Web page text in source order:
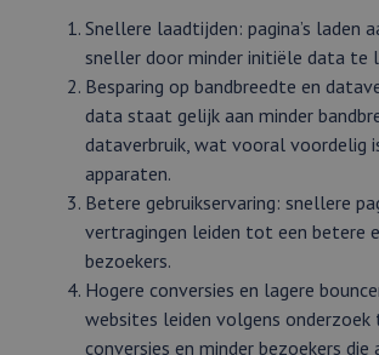
Snellere laadtijden: pagina’s laden
sneller door minder initiële data te
Besparing op bandbreedte en
data staat gelijk aan minder
dataverbruik, wat vooral voordelig
apparaten.
Betere gebruikservaring: snellere
vertragingen leiden tot een betere
bezoekers.
Hogere conversies en lagere
websites leiden volgens
conversies en minder bezoekers